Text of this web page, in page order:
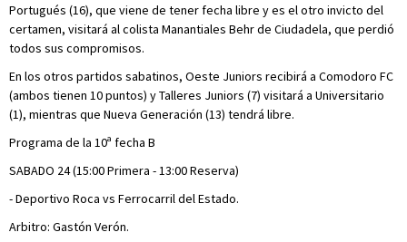
Portugués (16), que viene de tener fecha libre y es el otro invicto del
certamen, visitará al colista Manantiales Behr de Ciudadela, que perdió
todos sus compromisos.
En los otros partidos sabatinos, Oeste Juniors recibirá a Comodoro FC
(ambos tienen 10 puntos) y Talleres Juniors (7) visitará a Universitario
(1), mientras que Nueva Generación (13) tendrá libre.
Programa de la 10ª fecha B
SABADO 24 (15:00 Primera - 13:00 Reserva)
- Deportivo Roca vs Ferrocarril del Estado.
Arbitro: Gastón Verón.